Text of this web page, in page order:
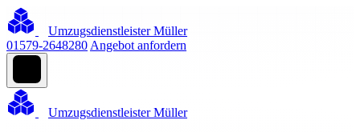
Umzugsdienstleister Müller
01579-2648280 Angebot anfordern
Umzugsdienstleister Müller